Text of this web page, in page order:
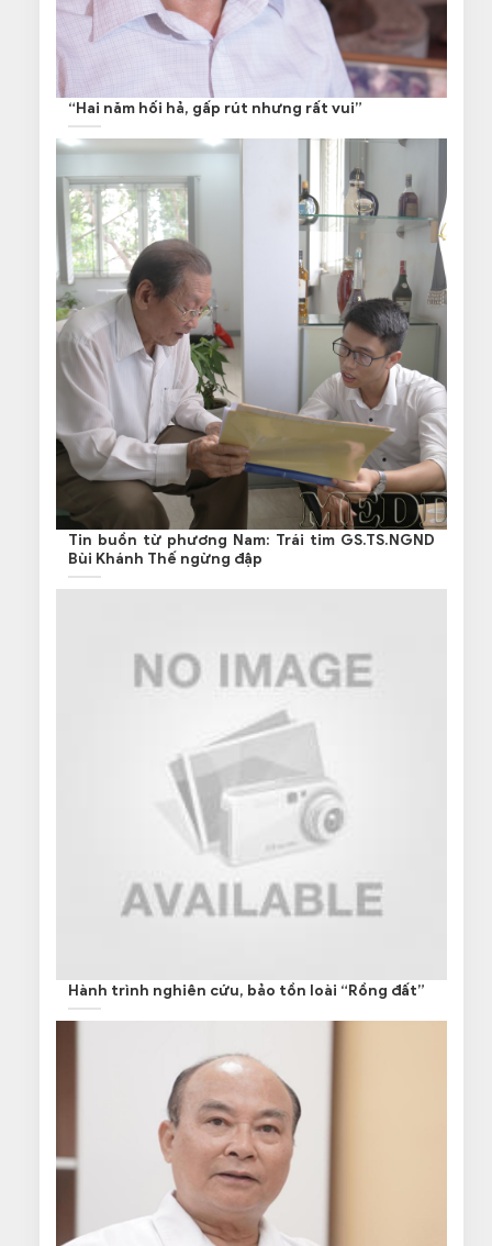
“Hai năm hối hả, gấp rút nhưng rất vui”
Tin buồn từ phương Nam: Trái tim GS.TS.NGND
Bùi Khánh Thế ngừng đập
Hành trình nghiên cứu, bảo tồn loài “Rồng đất”